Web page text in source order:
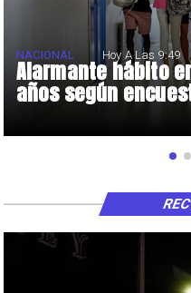
Alarmante hábito
años según
NACIONAL Hoy A Las 9:49